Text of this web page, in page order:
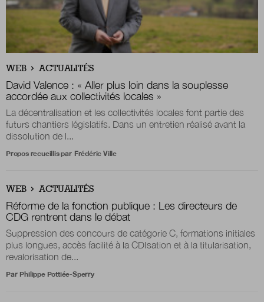
Numéros
Boutique
Qui sommes-nous ?
Nous contacter
Newsletter
Renseignez votre email afin de suivre l'actualité
de la transformation publique.
WEB ACTUALITÉS
David Valence : « Aller plus loin dans la souplesse
accordée aux collectivités locales »
La décentralisation et les collectivités locales font partie des
futurs chantiers législatifs. Dans un entretien réalisé avant la
dissolution de l...
Propos recueillis par Frédéric Ville
WEB ACTUALITÉS
Réforme de la fonction publique : Les directeurs de
CDG rentrent dans le débat
Suppression des concours de catégorie C, formations initiales
plus longues, accès facilité à la CDIsation et à la titularisation,
revalorisation de...
Par Philippe Pottiée-Sperry